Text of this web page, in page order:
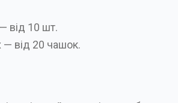
— від 10 шт.
— від 20 чашок.